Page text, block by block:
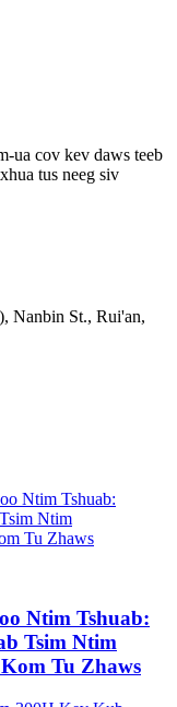
ua cov kev daws teeb
tus neeg siv
Nanbin St., Rui'an,
Ntim Tshuab:
Tsim Ntim
Tu Zhaws